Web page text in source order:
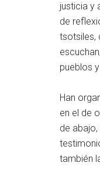
justicia y
de
tsotsiles,
pueblos
Han
en el de
de
también